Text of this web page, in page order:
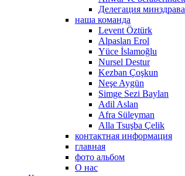
Делегация
наша команда
Levent Öztürk
Alpaslan Erol
Yüce İslamoğlu
Nursel Destur
Kezban Çoşkun
Neşe Aygün
Simge Sezi Baylan
Adil Aslan
Afra Süleyman
Alla Tsuşba Çelik
контактная информация
главная
фото альбом
О нас